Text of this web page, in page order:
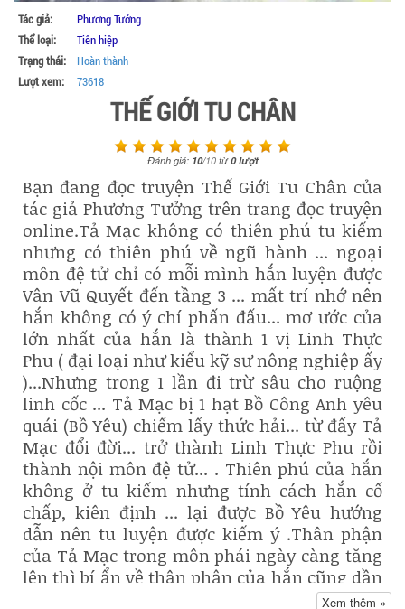
Tác giả:
Phương Tưởng
Thể loại:
Tiên hiệp
Trạng thái:
Hoàn thành
Lượt xem:
73618
THẾ GIỚI TU CHÂN
Đánh giá: 10/10từ0lượt
Bạn đang đọc truyện Thế Giới Tu Chân của
tác giả Phương Tưởng trên trang đọc truyện
online.Tả Mạc không có thiên phú tu kiếm
nhưng có thiên phú về ngũ hành ... ngoại
môn đệ tử chỉ có mỗi mình hắn luyện được
Vân Vũ Quyết đến tầng 3 ... mất trí nhớ nên
hắn không có ý chí phấn đấu... mơ ước của
lớn nhất của hắn là thành 1 vị Linh Thực
Phu ( đại loại như kiểu kỹ sư nông nghiệp ấy
)...Nhưng trong 1 lần đi trừ sâu cho ruộng
linh cốc ... Tả Mạc bị 1 hạt Bồ Công Anh yêu
quái (Bồ Yêu) chiếm lấy thức hải... từ đấy Tả
Mạc đổi đời... trở thành Linh Thực Phu rồi
thành nội môn đệ tử... . Thiên phú của hắn
không ở tu kiếm nhưng tính cách hắn cố
chấp, kiên định ... lại được Bồ Yêu hướng
dẫn nên tu luyện được kiếm ý .Thân phận
của Tả Mạc trong môn phái ngày càng tăng
lên thì bí ẩn về thân phận của hắn cũng dần
dần hé lộ.Tả Mạc không thích tu kiếm...
Xem thêm »